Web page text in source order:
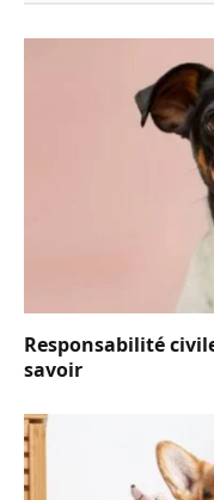
Responsabilité
savoir